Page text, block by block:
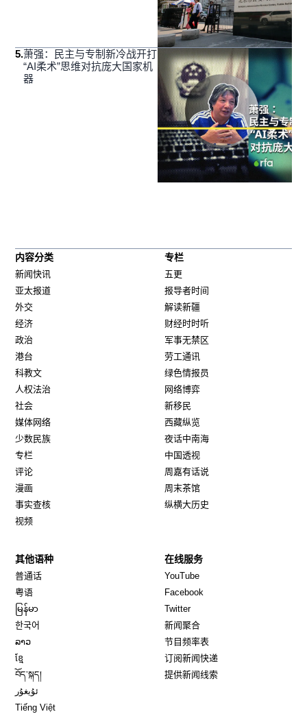
5.萧强：民主与专制新冷战开打
“AI柔术”思维对抗庞大国家机
器
内容分类
新闻快讯
亚太报道
外交
经济
政治
港台
科教文
人权法治
社会
媒体网络
少数民族
专栏
评论
漫画
事实查核
视频
专栏
五更
报导者时间
解读新疆
财经时时听
军事无禁区
劳工通讯
绿色情报员
网络博弈
新移民
西藏纵览
夜话中南海
中国透视
周嘉有话说
周末茶馆
纵横大历史
其他语种
普通话
粤语
မြန်မာ
한국어
ລາວ
ខ្មែ
བོད་སྐད།
ئۇيغۇر
Tiếng Việt
在线服务
YouTube
Facebook
TwitterOpens in new window
新闻聚合
节目频率表
订阅新闻快递
提供新闻线索